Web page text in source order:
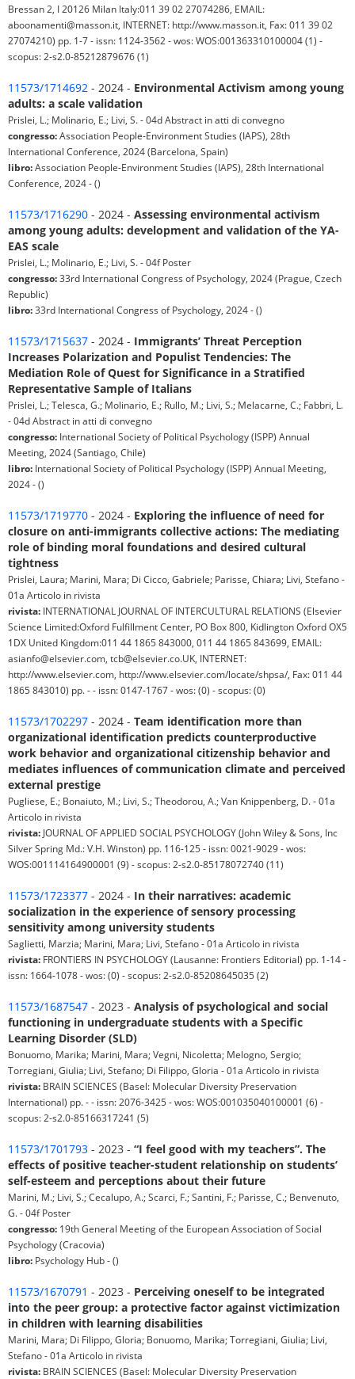
Bressan 2, I 20126 Milan Italy:011 39 02 27074286, EMAIL:
aboonamenti@masson.it, INTERNET: http://www.masson.it, Fax: 011 39 02
27074210) pp. 1-7 - issn: 1124-3562 - wos: WOS:001363310100004 (1) -
scopus: 2-s2.0-85212879676 (1)
11573/1714692 - 2024 - Environmental Activism among young
adults: a scale validation
Prislei, L.; Molinario, E.; Livi, S. - 04d Abstract in atti di convegno
congresso:Association People-Environment Studies (IAPS), 28th
International Conference, 2024 (Barcelona, Spain)
libro:Association People-Environment Studies (IAPS), 28th International
Conference, 2024 - ()
11573/1716290 - 2024 - Assessing environmental activism
among young adults: development and validation of the YA-
EAS scale
Prislei, L.; Molinario, E.; Livi, S. - 04f Poster
congresso:33rd International Congress of Psychology, 2024 (Prague, Czech
Republic)
libro:33rd International Congress of Psychology, 2024 - ()
11573/1715637 - 2024 - Immigrants’ Threat Perception
Increases Polarization and Populist Tendencies: The
Mediation Role of Quest for Significance in a Stratified
Representative Sample of Italians
Prislei, L.; Telesca, G.; Molinario, E.; Rullo, M.; Livi, S.; Melacarne, C.; Fabbri, L.
- 04d Abstract in atti di convegno
congresso: International Society of Political Psychology (ISPP) Annual
Meeting, 2024 (Santiago, Chile)
libro: International Society of Political Psychology (ISPP) Annual Meeting,
2024 - ()
11573/1719770 - 2024 - Exploring the influence of need for
closure on anti-immigrants collective actions: The mediating
role of binding moral foundations and desired cultural
tightness
Prislei, Laura; Marini, Mara; Di Cicco, Gabriele; Parisse, Chiara; Livi, Stefano -
01a Articolo in rivista
rivista: INTERNATIONAL JOURNAL OF INTERCULTURAL RELATIONS (Elsevier
Science Limited:Oxford Fulfillment Center, PO Box 800, Kidlington Oxford OX5
1DX United Kingdom:011 44 1865 843000, 011 44 1865 843699, EMAIL:
asianfo@elsevier.com, tcb@elsevier.co.UK, INTERNET:
http://www.elsevier.com, http://www.elsevier.com/locate/shpsa/, Fax: 011 44
1865 843010) pp. - - issn: 0147-1767 - wos: (0) - scopus: (0)
11573/1702297 - 2024 - Team identification more than
organizational identification predicts counterproductive
work behavior and organizational citizenship behavior and
mediates influences of communication climate and perceived
external prestige
Pugliese, E.; Bonaiuto, M.; Livi, S.; Theodorou, A.; Van Knippenberg, D. - 01a
Articolo in rivista
rivista: JOURNAL OF APPLIED SOCIAL PSYCHOLOGY (John Wiley & Sons, Inc
Silver Spring Md.: V.H. Winston) pp. 116-125 - issn: 0021-9029 - wos:
WOS:001114164900001 (9) - scopus: 2-s2.0-85178072740 (11)
11573/1723377 - 2024 - In their narratives: academic
socialization in the experience of sensory processing
sensitivity among university students
Saglietti, Marzia; Marini, Mara; Livi, Stefano - 01a Articolo in rivista
rivista: FRONTIERS IN PSYCHOLOGY (Lausanne: Frontiers Editorial) pp. 1-14 -
issn: 1664-1078 - wos: (0) - scopus: 2-s2.0-85208645035 (2)
11573/1687547 - 2023 - Analysis of psychological and social
functioning in undergraduate students with a Specific
Learning Disorder (SLD)
Bonuomo, Marika; Marini, Mara; Vegni, Nicoletta; Melogno, Sergio;
Torregiani, Giulia; Livi, Stefano; Di Filippo, Gloria - 01a Articolo in rivista
rivista: BRAIN SCIENCES (Basel: Molecular Diversity Preservation
International) pp. - - issn: 2076-3425 - wos: WOS:001035040100001 (6) -
scopus: 2-s2.0-85166317241 (5)
11573/1701793 - 2023 - “I feel good with my teachers”. The
effects of positive teacher-student relationship on students’
self-esteem and perceptions about their future
Marini, M.; Livi, S.; Cecalupo, A.; Scarci, F.; Santini, F.; Parisse, C.; Benvenuto,
G. - 04f Poster
congresso: 19th General Meeting of the European Association of Social
Psychology (Cracovia)
libro: Psychology Hub - ()
11573/1670791 - 2023 - Perceiving oneself to be integrated
into the peer group: a protective factor against victimization
in children with learning disabilities
Marini, Mara; Di Filippo, Gloria; Bonuomo, Marika; Torregiani, Giulia; Livi,
Stefano - 01a Articolo in rivista
rivista: BRAIN SCIENCES (Basel: Molecular Diversity Preservation